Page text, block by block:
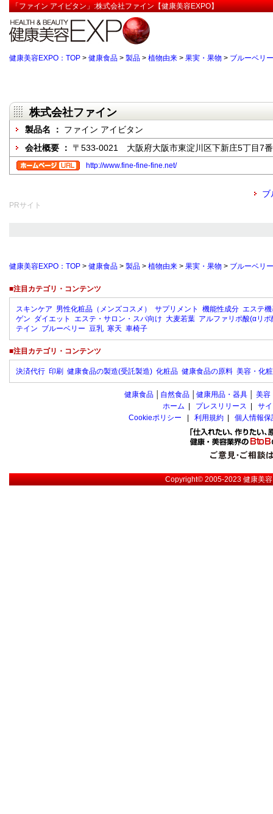
「ファイン アイビタン」:株式会社ファイン【健康美容EXPO】
健康美容EXPO：TOP > 健康食品 > 製品 > 植物由来 > 果実・果物 > ブルーベリー
株式会社ファイン
製品名 ： ファイン アイビタン
会社概要 ： 〒533-0021 大阪府大阪市東淀川区下新庄5丁目7
http://www.fine-fine-fine.net/
ブ
PRサイト
健康美容EXPO：TOP > 健康食品 > 製品 > 植物由来 > 果実・果物 > ブルーベリー
■注目カテゴリ・コンテンツ
スキンケア 男性化粧品（メンズコスメ） サプリメント 機能性成分 エステ
ゲン ダイエット エステ・サロン・スパ向け 大麦若葉 アルファリポ酸(αリポ
テイン ブルーベリー 豆乳 寒天 車椅子
■注目カテゴリ・コンテンツ
決済代行 印刷 健康食品の製造(受託製造) 化粧品 健康食品の原料 美容・化
健康食品 自然食品 健康用品・器具 美容
ホーム
プレスリリース
サ
Cookieポリシー
利用規約 個人情報
Copyright© 2005-2023健康美